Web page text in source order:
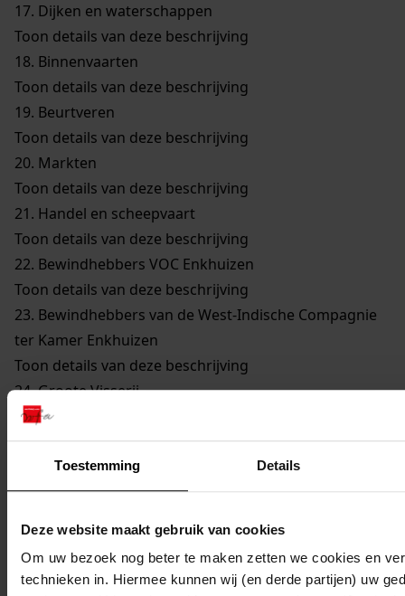
Toestemming Details
Deze website maakt gebruik van cookies
Om uw bezoek nog beter te maken zetten we cookies en
technieken in. Hiermee kunnen wij (en derde partijen) uw
17. Dijken en waterschappen
Toon details van deze beschrijving
18. Binnenvaarten
Toon details van deze beschrijving
19. Beurtveren
Toon details van deze beschrijving
20. Markten
Toon details van deze beschrijving
21. Handel en scheepvaart
Toon details van deze beschrijving
22. Bewindhebbers VOC Enkhuizen
Toon details van deze beschrijving
23. Bewindhebbers van de West-Indische Compagnie
ter Kamer Enkhuizen
Toon details van deze beschrijving
24.Groote Visserij
Toon details van deze beschrijving
25.Walvisvaarders
Toon details van deze beschrijving
26.Gilden en Neringen
Toon details van deze beschrijving